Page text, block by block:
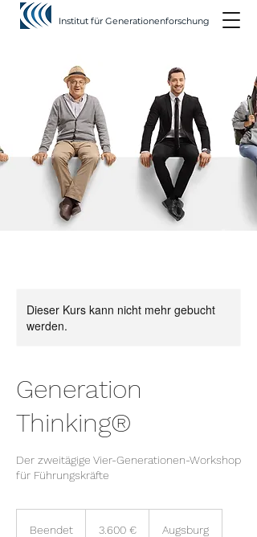
Institut für Generationenforschung
Dieser Kurs kann nicht mehr gebucht
werden.
Generation
Thinking®
Der zweitägige Vier-Generationen-Workshop
für Führungskräfte
Beendet 3.600 € Augsburg